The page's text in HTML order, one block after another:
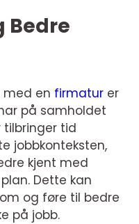
Bedre
med en firmatur er
på samholdet
tilbringer tid
jobbkonteksten,
kjent med
Dette kan
og føre til bedre
på jobb.